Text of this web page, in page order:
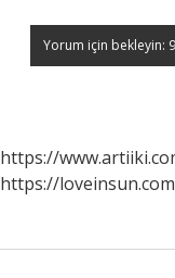
https://
https://